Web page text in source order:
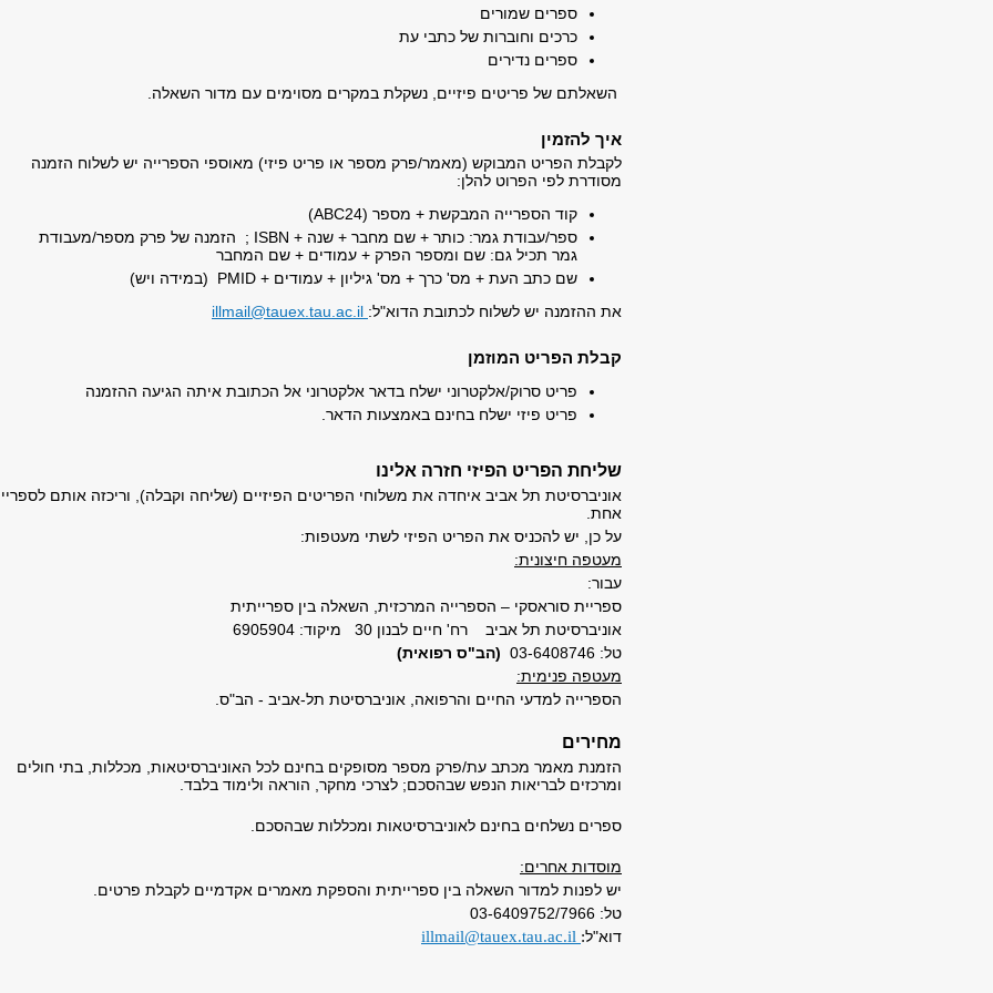
ספרים שמורים
כרכים וחוברות של כתבי עת
ספרים נדירים
השאלתם של פריטים פיזיים, נשקלת במקרים מסוימים עם מדור השאלה.
איך להזמין
לקבלת הפריט המבוקש (מאמר/פרק מספר או פריט פיזי) מאוספי הספרייה יש לשלוח הזמנה
מסודרת לפי הפרוט להלן:
קוד הספרייה המבקשת + מספר (ABC24)
ספר/עבודת גמר: כותר + שם מחבר + שנה + ISBN ; הזמנה של פרק מספר/מעבודת
גמר תכיל גם: שם ומספר הפרק + עמודים + שם המחבר
שם כתב העת + מס' כרך + מס' גיליון + עמודים + PMID (במידה ויש)
את ההזמנה יש לשלוח לכתובת הדוא"ל:
קבלת הפריט המוזמן
פריט סרוק/אלקטרוני ישלח בדאר אלקטרוני אל הכתובת איתה הגיעה ההזמנה
פריט פיזי ישלח בחינם באמצעות הדאר.
שליחת הפריט הפיזי חזרה אלינו
אוניברסיטת תל אביב איחדה את משלוחי הפריטים הפיזיים (שליחה וקבלה), וריכזה אותם
אחת.
על כן, יש להכניס את הפריט הפיזי לשתי מעטפות:
מעטפה חיצונית:
עבור:
ספריית סוראסקי – הספרייה המרכזית, השאלה בין ספרייתית
אוניברסיטת תל אביב רח' חיים לבנון 30 מיקוד: 6905904
טל: 03-6408746
(הב"ס רפואית)
מעטפה פנימית:
הספרייה למדעי החיים והרפואה, אוניברסיטת תל-אביב - הב"ס.
מחירים
הזמנת מאמר מכתב עת/פרק מספר מסופקים בחינם לכל האוניברסיטאות, מכללות, בתי חולים
ומרכזים לבריאות הנפש שבהסכם; לצרכי מחקר, הוראה ולימוד בלבד.
ספרים נשלחים בחינם לאוניברסיטאות ומכללות שבהסכם.
מוסדות אחרים:
יש לפנות למדור השאלה בין ספרייתית והספקת מאמרים אקדמיים לקבלת פרטים.
טל: 03-6409752/7966
דוא"ל:
illmail@tauex.tau.ac.il